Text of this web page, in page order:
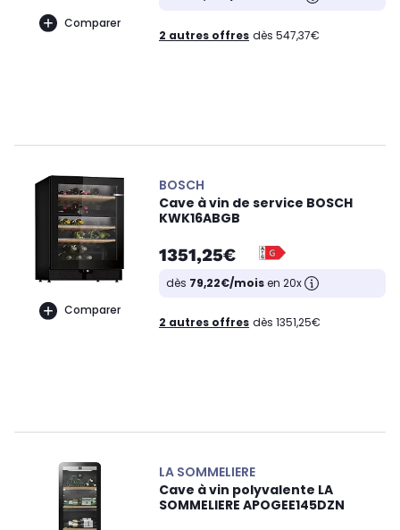
Comparer
2 autres offres dès 547,37€
Comparer
BOSCH
Cave à vin de service BOSCH
KWK16ABGB
1351,25€
dès 79,22€/moisen 20x
2 autres offres dès 1351,25€
LA SOMMELIERE
Cave à vin polyvalente LA
SOMMELIERE APOGEE145DZN